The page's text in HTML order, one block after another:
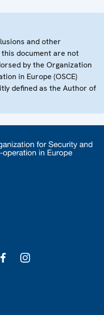
and other
document are not
by the Organization
in Europe (OSCE)
defined as the Author of